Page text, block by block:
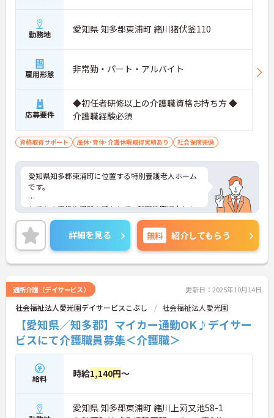
勤務地 愛知県 知多郡東浦町 緒川猪伏釜110
雇用形態 非常勤・パート・アルバイト
応募要件
◆初任者研修以上の介護職資格お持ち方 ◆
介護職経験必須
資格取得サポート 産休･育休･介護休暇取得実績あり 社会保険完備
愛知県知多郡東浦町に位置する特別養護老人ホーム
です。
お持ちの資格や経験を活かして、転職後即戦力とし
て活躍できる環境があります。
日勤帯のみのお仕事ですので、ご家庭をお持ちの方
も働きやすい勤務時間でオススメです。
い。
詳細を見る 無料 紹介してもらう
通所介護（デイサービス） 更新日：2025年10月14日
社会福祉法人愛光園デイサービスこぶし 社会福祉法人愛光園
【愛知県／知多郡】マイカー通勤OK♪デイサー
ビスにて介護職員募集＜介護職＞
給料 時給1,140円～
愛知県 知多郡東浦町 緒川上苅又池58-1